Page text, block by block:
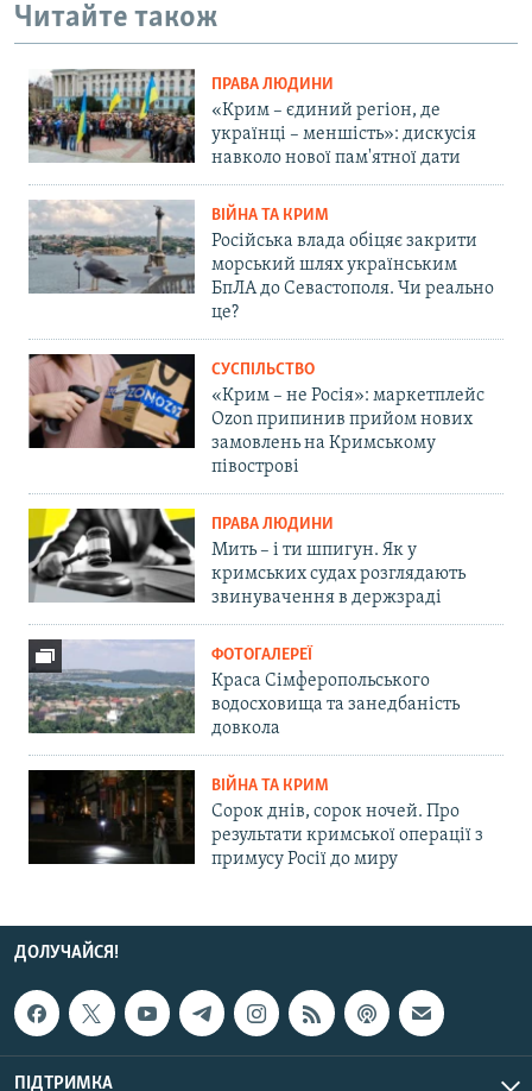
Читайте також
ПРАВА ЛЮДИНИ
«Крим – єдиний регіон, де
українці – меншість»: дискусія
навколо нової пам'ятної дати
ВІЙНА ТА КРИМ
Російська влада обіцяє закрити
морський шлях українським
БпЛА до Севастополя. Чи реально
це?
СУСПІЛЬСТВО
«Крим – не Росія»: маркетплейс
Ozon припинив прийом нових
замовлень на Кримському
півострові
ПРАВА ЛЮДИНИ
Мить – і ти шпигун. Як у
кримських судах розглядають
звинувачення в держзраді
ФОТОГАЛЕРЕЇ
Краса Сімферопольського
водосховища та занедбаність
довкола
ВІЙНА ТА КРИМ
Сорок днів, сорок ночей. Про
результати кримської операції з
примусу Росії до миру
ДОЛУЧАЙСЯ!
ПІДТРИМКА